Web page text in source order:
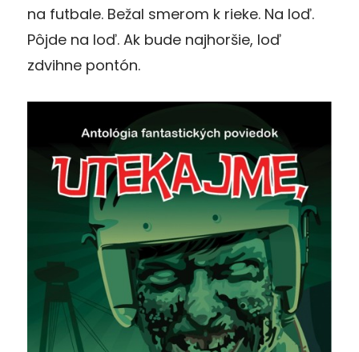
na futbale. Bežal smerom k rieke. Na loď.
Pôjde na loď. Ak bude najhoršie, loď
zdvihne pontón.